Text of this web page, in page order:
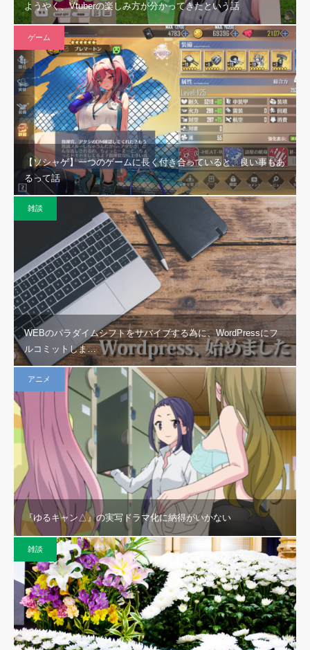
ようやく、Vtuberの楽しみ方が分かってきたという話
ゲーム
【ソシャゲ】一つのゲームに長く付き合っていると、良い事もあ
るって話
雑談
WEBのパラダイムシフトをサバイブする為に、WordPressにフ
ルコミットしま…
アニメ
『ゆるキャン△』の実写ドラマ化に納得がいかない
雑談